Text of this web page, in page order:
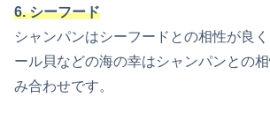
6. シーフード
シャンパンはシーフードとの相性が良
ール貝などの海の幸はシャンパンとの
み合わせです。